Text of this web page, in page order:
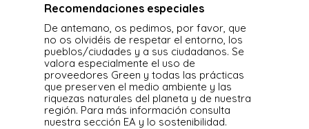
Recomendaciones especiales
De antemano, os pedimos, por favor, que
no os olvidéis de respetar el entorno, los
pueblos/ciudades y a sus ciudadanos. Se
valora especialmente el uso de
proveedores Green y todas las prácticas
que preserven el medio ambiente y las
riquezas naturales del planeta y de nuestra
región. Para más información consulta
nuestra sección EA y lo sostenibilidad.